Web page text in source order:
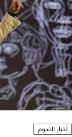
أخبار النجوم